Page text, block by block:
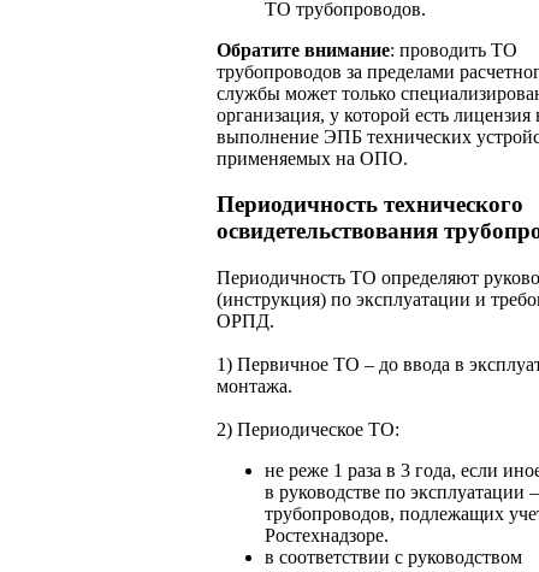
ТО трубопроводов.
Обратите внимание: проводить ТО
трубопроводов за пределами
службы может только
организация, у которой есть лицензия
выполнение ЭПБ технических
применяемых на ОПО.
Периодичность технического
освидетельствования
Периодичность ТО определяют
(инструкция) по эксплуатации и
ОРПД.
1) Первичное ТО – до ввода в
монтажа.
2) Периодическое ТО:
не реже 1 раза в 3 года, если
в руководстве по эксплуатации
трубопроводов, подлежащих
Ростехнадзоре.
в соответствии с руководством